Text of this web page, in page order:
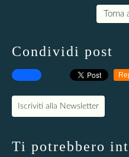
Torna
Condividi post
Iscriviti alla Newsletter
Ti potrebbero